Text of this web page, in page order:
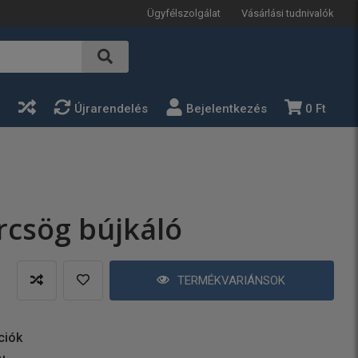
Ügyfélszolgálat Vásárlási tudnivalók
Újrarendelés Bejelentkezés 0 Ft
bújkáló
TERMÉKVARIÁNSOK